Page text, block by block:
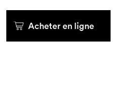
Acheter en ligne